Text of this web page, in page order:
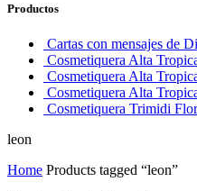
Productos
Cartas con mensajes de
Cosmetiquera Alta
Cosmetiquera Alta
Cosmetiquera Alta
Cosmetiquera Trimidi
leon
Home Products tagged “leon”